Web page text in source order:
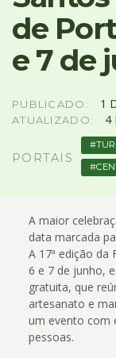
Acessibilidade
de
e 7 de
PUBLICADO: 1
ATUALIZADO: 4
PORTAIS
A maior
data marcada
A 17ª edição da
6 e 7 de junho,
gratuita, que
artesanato e
um evento com
pessoas.